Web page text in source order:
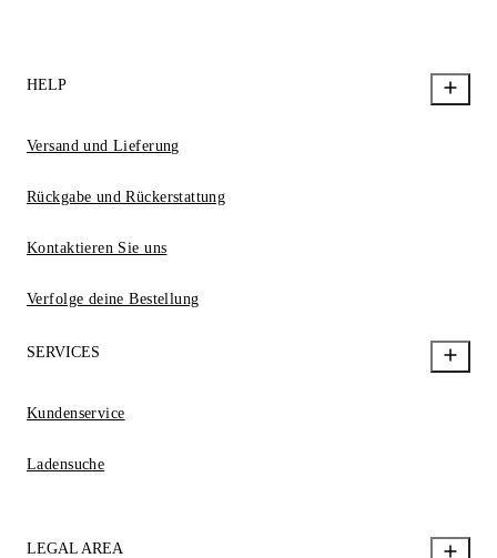
HELP
Versand und Lieferung
Rückgabe und Rückerstattung
Kontaktieren Sie uns
Verfolge deine Bestellung
SERVICES
Kundenservice
Ladensuche
LEGAL AREA